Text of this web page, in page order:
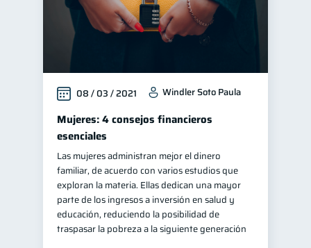
08 / 03 / 2021 Windler Soto Paula
Mujeres: 4 consejos financieros
esenciales
Las mujeres administran mejor el dinero
familiar, de acuerdo con varios estudios que
exploran la materia. Ellas dedican una mayor
parte de los ingresos a inversión en salud y
educación, reduciendo la posibilidad de
traspasar la pobreza a la siguiente generación